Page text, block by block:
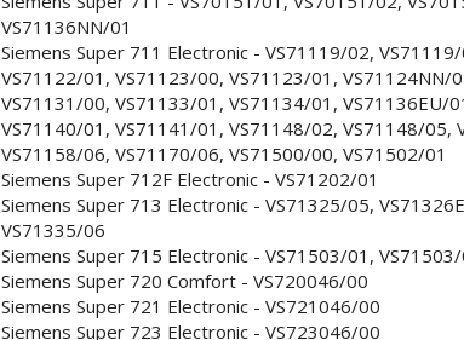
VS71136NN/01
Siemens Super 711 Electronic - VS71119/02,
VS71122/01, VS71123/00, VS71123/01,
VS71131/00, VS71133/01, VS71134/01,
VS71140/01, VS71141/01, VS71148/02, VS71148/
VS71158/06, VS71170/06, VS71500/00, VS71502/01
Siemens Super 712F Electronic - VS71202/01
Siemens Super 713 Electronic - VS71325/05,
VS71335/06
Siemens Super 715 Electronic - VS71503/01,
Siemens Super 720 Comfort - VS720046/00
Siemens Super 721 Electronic - VS721046/00
Siemens Super 723 Electronic - VS723046/00